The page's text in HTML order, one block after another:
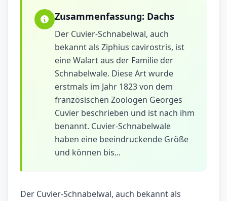
Zusammenfassung: Dachs
Der Cuvier-Schnabelwal, auch
bekannt als Ziphius cavirostris, ist
eine Walart aus der Familie der
Schnabelwale. Diese Art wurde
erstmals im Jahr 1823 von dem
französischen Zoologen Georges
Cuvier beschrieben und ist nach ihm
benannt. Cuvier-Schnabelwale
haben eine beeindruckende Größe
und können bis...
Der Cuvier-Schnabelwal, auch bekannt als